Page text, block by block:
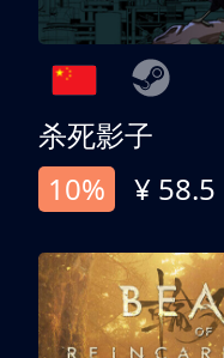
杀死影子
10%
¥ 58.5